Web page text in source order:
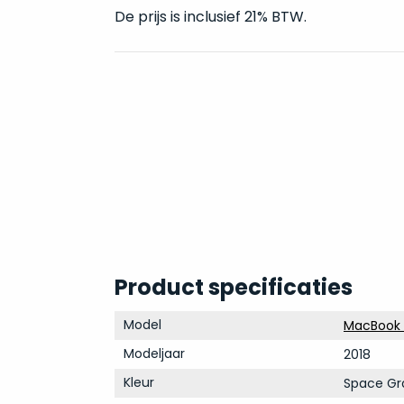
De prijs is inclusief 21% BTW.
Product specificaties
Model
MacBook
Modeljaar
2018
Kleur
Space